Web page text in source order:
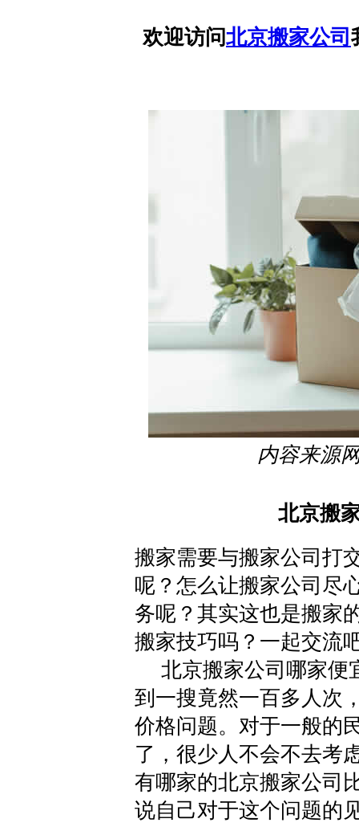
欢迎访问北京搬家公司
内容来源
北京搬
搬家需要与搬家公司打
呢？怎么让搬家公司尽
务呢？其实这也是搬家
搬家技巧吗？一起交流
北京搬家公司哪家便
到一搜竟然一百多人次
价格问题。对于一般的
了，很少人不会不去考
有哪家的北京搬家公司
说自己对于这个问题的